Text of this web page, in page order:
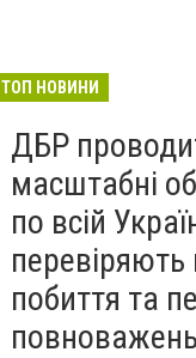
війська: у
всіх ракет
ТОП НОВИНИ
ДБР
масштабні
по всій
перевіряють
побиття та
повноважень